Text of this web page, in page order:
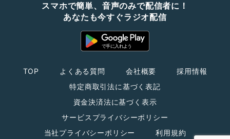
スマホで簡単、音声のみで配信者に！
あなたも今すぐラジオ配信
TOP よくある質問 会社概要
採用情報
特定商取引法に基づく表記
資金決済法に基づく表示
サービスプライバシーポリシー
当社プライバシーポリシー
利用規約